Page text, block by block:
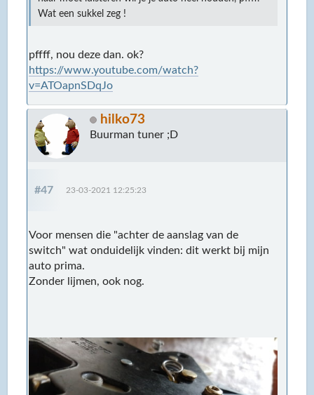
Wat een sukkel zeg !
pffff, nou deze dan. ok?
https://www.youtube.com/watch?
v=ATOapnSDqJo
hilko73
Buurman tuner ;D
#47 23-03-2021 12:25:23
Voor mensen die "achter de aanslag van de
switch" wat onduidelijk vinden: dit werkt bij mijn
auto prima.
Zonder lijmen, ook nog.